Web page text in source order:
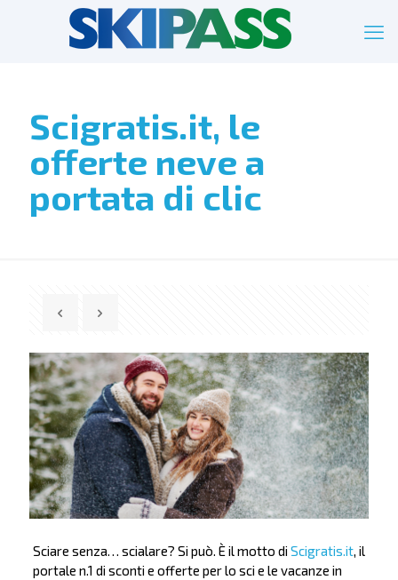
Scigratis.it, le
offerte neve a
portata di clic
Sciare senza… scialare? Si può. È il motto di Scigratis.it, il
portale n.1 di sconti e offerte per lo sci e le vacanze in